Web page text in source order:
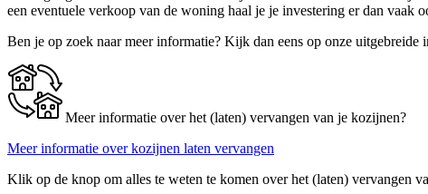
een eventuele verkoop van de woning haal je je investering er dan
Ben je op zoek naar meer informatie? Kijk dan eens op onze uitgebreide
Meer informatie over het (laten) vervangen van je kozijnen?
Meer informatie over kozijnen laten vervangen
Klik op de knop om alles te weten te komen over het (laten) vervangen